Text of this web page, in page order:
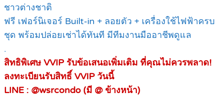
ชาวต่างชาติ
ฟรี เฟอร์นิเจอร์ Built-in + ลอยตัว + เครื่องใช้ไฟฟ้าครบ
ชุด พร้อมปล่อยเช่าได้ทันที มีทีมงานมืออาชีพดูแล
.
สิทธิพิเศษ VVIP รับข้อเสนอเพิ่มเติม ที่คุณไม่ควรพลาด!
ลงทะเบียนรับสิทธิ์ VVIP วันนี้
LINE : @wsrcondo (มี @ ข้างหน้า)